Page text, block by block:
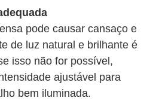
pode causar cansaço e
de luz natural e brilhante é
isso não for possível,
ajustável para
bem iluminada.